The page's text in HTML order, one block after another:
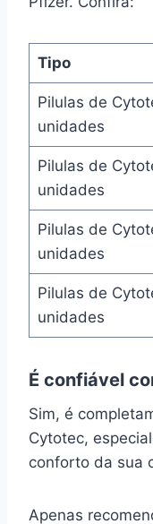
Tipo
Pilulas de
unidades
Pilulas de
unidades
Pilulas de
unidades
Pilulas de
unidades
É confiável
Sim, é
Cytotec,
conforto da sua
Apenas